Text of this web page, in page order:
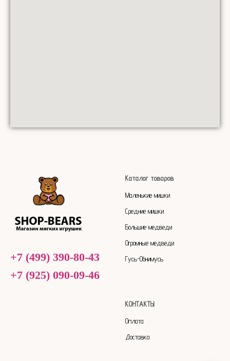
+7 (499) 390-80-43
+7 (925) 090-09-46
Каталог товаров
Маленькие мишки
Средние мишки
Большие медведи
Огромные медведи
Гусь-Обнимусь
КОНТАКТЫ
Оплата
Доставка